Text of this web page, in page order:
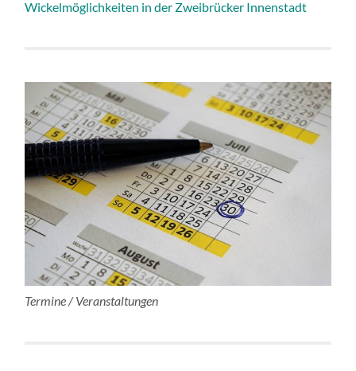
Wickelmöglichkeiten in der Zweibrücker Innenstadt
Termine / Veranstaltungen